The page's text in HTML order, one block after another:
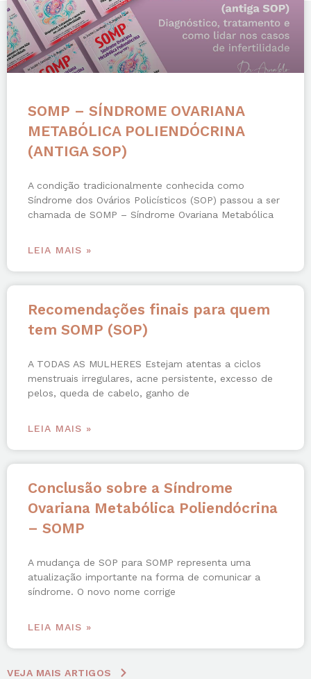
SOMP – SÍNDROME OVARIANA
METABÓLICA POLIENDÓCRINA
(ANTIGA SOP)
A condição tradicionalmente conhecida como
Síndrome dos Ovários Policísticos (SOP) passou a ser
chamada de SOMP – Síndrome Ovariana Metabólica
LEIA MAIS »
Recomendações finais para quem
tem SOMP (SOP)
A TODAS AS MULHERES Estejam atentas a ciclos
menstruais irregulares, acne persistente, excesso de
pelos, queda de cabelo, ganho de
LEIA MAIS »
Conclusão sobre a Síndrome
Ovariana Metabólica Poliendócrina
– SOMP
A mudança de SOP para SOMP representa uma
atualização importante na forma de comunicar a
síndrome. O novo nome corrige
LEIA MAIS »
VEJA MAIS ARTIGOS